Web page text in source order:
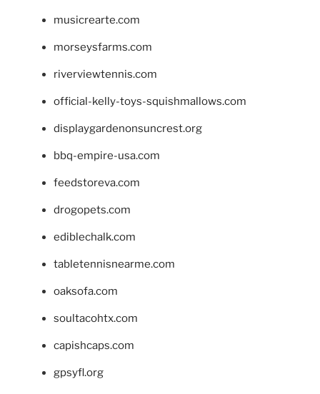
musicrearte.com
morseysfarms.com
riverviewtennis.com
official-kelly-toys-squishmallows.com
displaygardenonsuncrest.org
bbq-empire-usa.com
feedstoreva.com
drogopets.com
ediblechalk.com
tabletennisnearme.com
oaksofa.com
soultacohtx.com
capishcaps.com
gpsyfl.org